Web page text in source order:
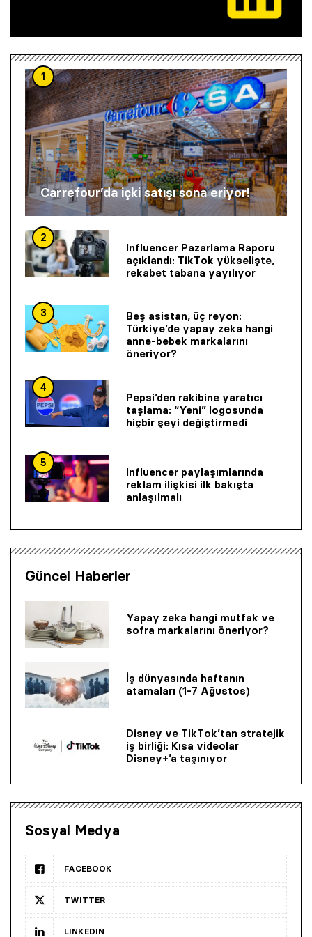
1
Carrefour’da içki satışı sona eriyor!
2
Influencer Pazarlama Raporu
açıklandı: TikTok yükselişte,
rekabet tabana yayılıyor
3
Beş asistan, üç reyon:
Türkiye’de yapay zeka hangi
anne-bebek markalarını
öneriyor?
4
Pepsi’den rakibine yaratıcı
taşlama: “Yeni” logosunda
hiçbir şeyi değiştirmedi
5
Influencer paylaşımlarında
reklam ilişkisi ilk bakışta
anlaşılmalı
Güncel Haberler
Yapay zeka hangi mutfak ve
sofra markalarını öneriyor?
İş dünyasında haftanın
atamaları (1-7 Ağustos)
Disney ve TikTok’tan stratejik
iş birliği: Kısa videolar
Disney+’a taşınıyor
Sosyal Medya
FACEBOOK
TWITTER
LINKEDIN